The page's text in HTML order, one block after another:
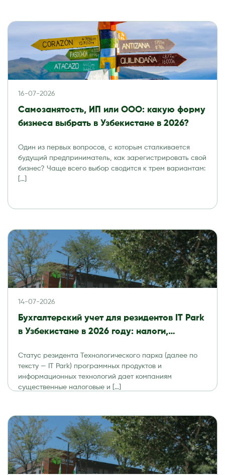
16-07-2026
Самозанятость, ИП или ООО: какую форму
бизнеса выбрать в Узбекистане в 2026?
Один из первых вопросов, с которым сталкивается
будущий предприниматель, как зарегистрировать свой
бизнес? Чаще всего выбор сводится к трем вариантам:
[…]
14-07-2026
Бухгалтерский учет для резидентов IT Park
в Узбекистане в 2026 году: налоги,
Статус резидента Технологического парка (далее по
тексту — IT Park) программных продуктов и
информационных технологий дает компаниям
существенные налоговые и […]